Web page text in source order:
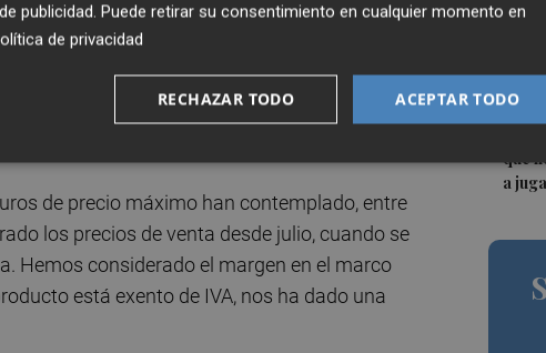
Luz
que
a
la ministra de Sanidad,Carolina Darias, explicó
posible, atendiendo siempre al equilibrio
farmacéutico".
de precio máximo han contemplado, entre
los precios de venta desde julio, cuando se
Hemos considerado el margen en el marco
está exento de IVA, nos ha dado una
publicidad. Puede retirar su consentimiento en cualquier momento en
de privacidad
ACEPTAR TODO
RECHAZAR TODO